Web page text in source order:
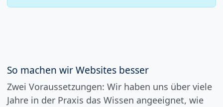
So machen wir Websites besser
Zwei Voraussetzungen: Wir haben uns über viele
Jahre in der Praxis das Wissen angeeignet, wie